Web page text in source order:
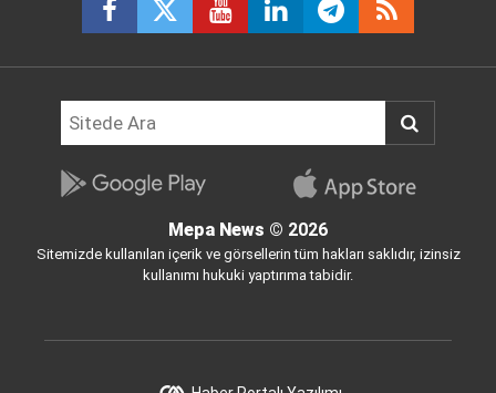
Mepa News © 2026
Sitemizde kullanılan içerik ve görsellerin tüm hakları saklıdır, izinsiz
kullanımı hukuki yaptırıma tabidir.